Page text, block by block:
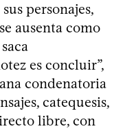
personajes,
ausenta como
es concluir”,
condenatoria
catequesis,
libre, con